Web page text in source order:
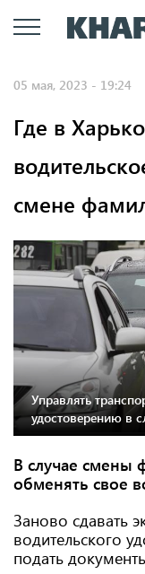
05 мая, 2023 - 19:24
Где в
смене
Управлять
удостоверению в
В случае смены
обменять свое
Заново сдавать
водительского
подать